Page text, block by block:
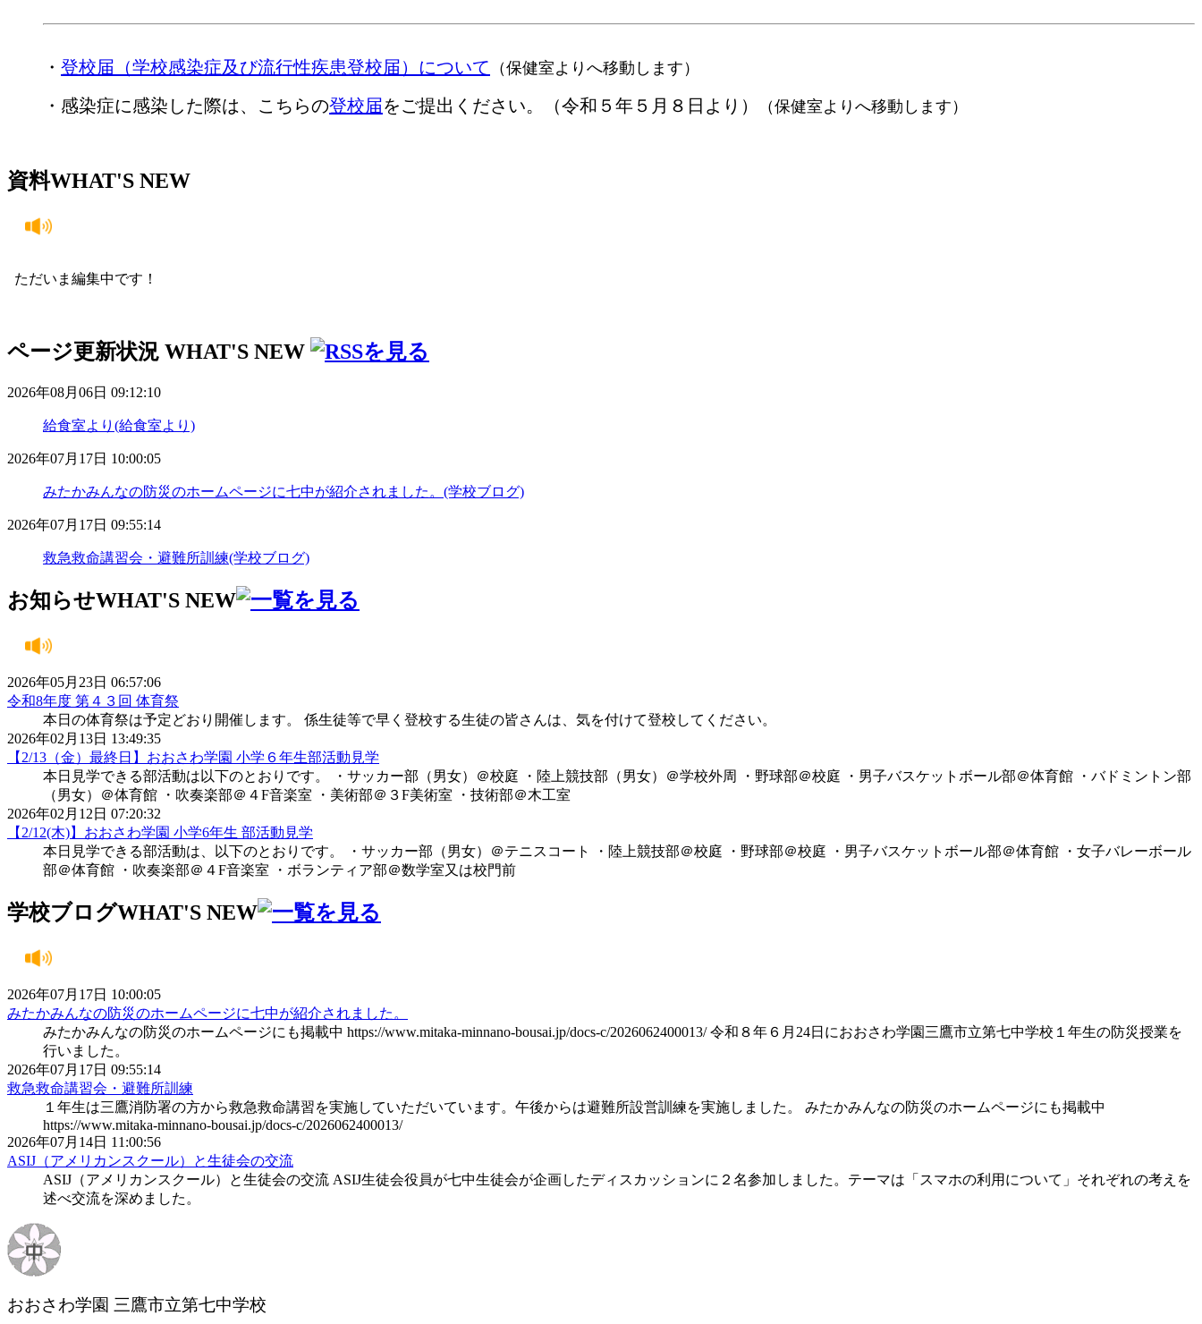
・ 登校届（学校感染症及び流行性疾患登校届）について （保健室よりへ移動します）
・感染症に感染した際は、こちらの登校届をご提出ください。（令和５年５月８日より） （保健室よりへ移動します）
資料WHAT'S NEW
ただいま編集中です！
ページ更新状況 WHAT'S NEW
2026年08月06日 09:12:10
給食室より(給食室より)
2026年07月17日 10:00:05
みたかみんなの防災のホームページに七中が紹介されました。(学校ブログ)
2026年07月17日 09:55:14
救急救命講習会・避難所訓練(学校ブログ)
お知らせWHAT'S NEW
2026年05月23日 06:57:06
令和8年度 第４３回 体育祭
本日の体育祭は予定どおり開催します。 係生徒等で早く登校する生徒の皆さんは、気を付けて登校してください。
2026年02月13日 13:49:35
【2/13（金）最終日】おおさわ学園 小学６年生部活動見学
本日見学できる部活動は以下のとおりです。 ・サッカー部（男女）＠校庭 ・陸上競技部（男女）＠学校外周 ・野球部＠校庭 ・男子バスケットボール部＠体育館 ・バドミントン部
（男女）＠体育館 ・吹奏楽部＠４F音楽室 ・美術部＠３F美術室 ・技術部＠木工室
2026年02月12日 07:20:32
【2/12(木)】おおさわ学園 小学6年生 部活動見学
本日見学できる部活動は、以下のとおりです。 ・サッカー部（男女）＠テニスコート ・陸上競技部＠校庭 ・野球部＠校庭 ・男子バスケットボール部＠体育館 ・女子バレーボール
部＠体育館 ・吹奏楽部＠４F音楽室 ・ボランティア部＠数学室又は校門前
学校ブログWHAT'S NEW
2026年07月17日 10:00:05
みたかみんなの防災のホームページに七中が紹介されました。
みたかみんなの防災のホームページにも掲載中 https://www.mitaka-minnano-bousai.jp/docs-c/2026062400013/ 令和８年６月24日におおさわ学園三鷹市立第七中学校１年生の防災授業を
行いました。
2026年07月17日 09:55:14
救急救命講習会・避難所訓練
１年生は三鷹消防署の方から救急救命講習を実施していただいています。午後からは避難所設営訓練を実施しました。 みたかみんなの防災のホームページにも掲載中
https://www.mitaka-minnano-bousai.jp/docs-c/2026062400013/
2026年07月14日 11:00:56
ASIJ（アメリカンスクール）と生徒会の交流
ASIJ（アメリカンスクール）と生徒会の交流 ASIJ生徒会役員が七中生徒会が企画したディスカッションに２名参加しました。テーマは「スマホの利用について」それぞれの考えを
述べ交流を深めました。
おおさわ学園 三鷹市立第七中学校